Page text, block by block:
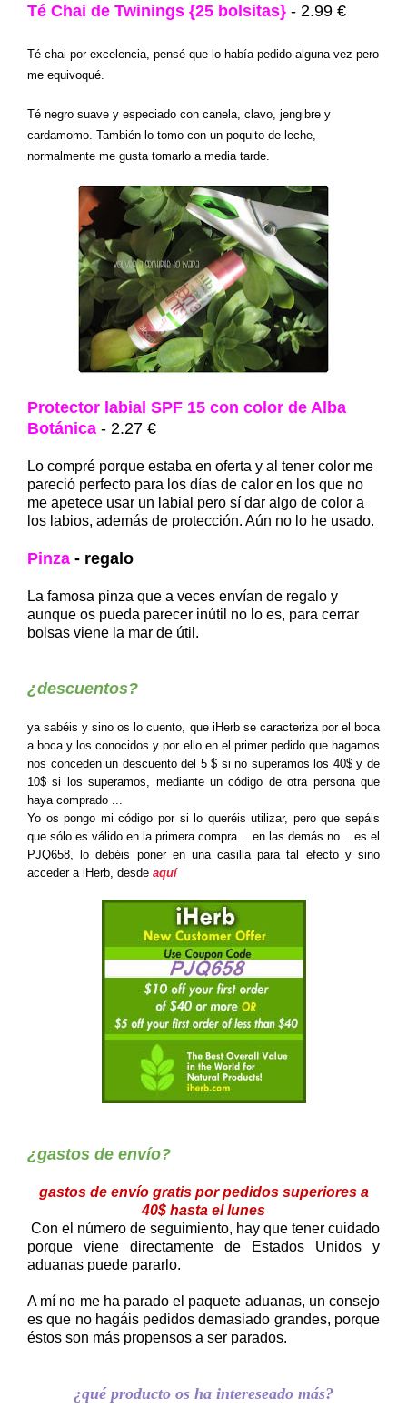
Té Chai de Twinings {25 bolsitas} - 2.99 €
Té chai por excelencia, pensé que lo había pedido alguna vez pero
me equivoqué.
Té negro suave y especiado con canela, clavo, jengibre y
cardamomo. También lo tomo con un poquito de leche,
normalmente me gusta tomarlo a media tarde.
Protector labial SPF 15 con color de Alba
Botánica - 2.27 €
Lo compré porque estaba en oferta y al tener color me
pareció perfecto para los días de calor en los que no
me apetece usar un labial pero sí dar algo de color a
los labios, además de protección. Aún no lo he usado.
Pinza - regalo
La famosa pinza que a veces envían de regalo y
aunque os pueda parecer inútil no lo es, para cerrar
bolsas viene la mar de útil.
¿descuentos?
ya sabéis y sino os lo cuento, que iHerb se caracteriza por el boca
a boca y los conocidos y por ello en el primer pedido que hagamos
nos conceden un descuento del 5 $ si no superamos los 40$ y de
10$ si los superamos, mediante un código de otra persona que
haya comprado ...
Yo os pongo mi código por si lo queréis utilizar, pero que sepáis
que sólo es válido en la primera compra .. en las demás no .. es el
PJQ658, lo debéis poner en una casilla para tal efecto y sino
acceder a iHerb, desde aquí
¿gastos de envío?
gastos de envío gratis por pedidos superiores a
40$ hasta el lunes
Con el número de seguimiento, hay que tener cuidado
porque viene directamente de Estados Unidos y
aduanas puede pararlo.
A mí no me ha parado el paquete aduanas, un consejo
es que no hagáis pedidos demasiado grandes, porque
éstos son más propensos a ser parados.
¿qué producto os ha intereseado más?